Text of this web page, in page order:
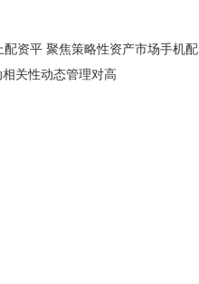
配资平 聚焦策略性资产市场手机配
关性动态管理对高